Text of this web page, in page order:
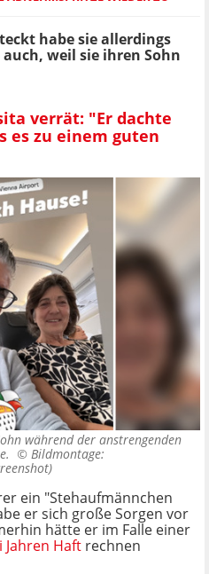
habe sie allerdings
weil sie ihren Sohn
verrät: "Er dachte
es zu einem guten
während der anstrengenden
© Bildmontage:
ein "Stehaufmännchen
er sich große Sorgen vor
hätte er im Falle einer
Jahren Haft rechnen